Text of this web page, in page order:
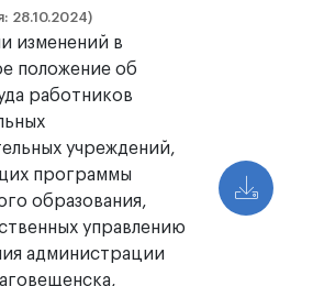
28.10.2024)
изменений в
положение об
работников
учреждений,
программы
образования,
управлению
администрации